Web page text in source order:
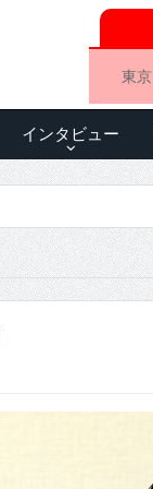
東京
インタビュー